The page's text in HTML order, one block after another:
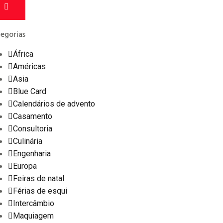
África
Américas
Asia
Blue Card
Calendários de advento
Casamento
Consultoria
Culinária
Engenharia
Europa
Feiras de natal
Férias de esqui
Intercâmbio
Maquiagem